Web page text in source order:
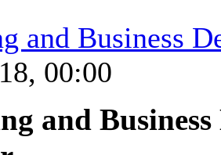
and Business
00:00
and Business